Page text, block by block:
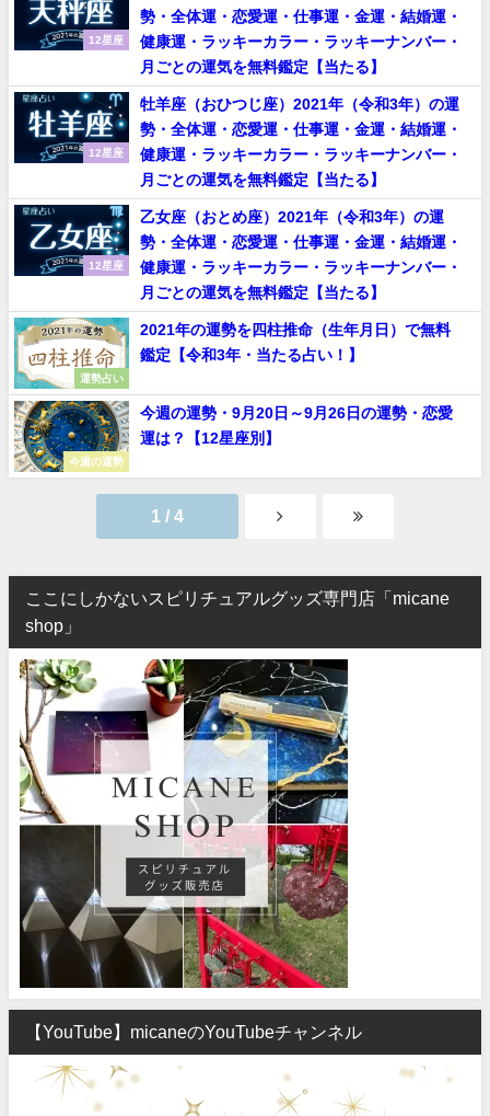
12星座
勢・全体運・恋愛運・仕事運・金運・結婚運・
健康運・ラッキーカラー・ラッキーナンバー・
月ごとの運気を無料鑑定【当たる】
12星座
牡羊座（おひつじ座）2021年（令和3年）の運
勢・全体運・恋愛運・仕事運・金運・結婚運・
健康運・ラッキーカラー・ラッキーナンバー・
月ごとの運気を無料鑑定【当たる】
12星座
乙女座（おとめ座）2021年（令和3年）の運
勢・全体運・恋愛運・仕事運・金運・結婚運・
健康運・ラッキーカラー・ラッキーナンバー・
月ごとの運気を無料鑑定【当たる】
運勢占い
2021年の運勢を四柱推命（生年月日）で無料
鑑定【令和3年・当たる占い！】
今週の運勢
今週の運勢・9月20日～9月26日の運勢・恋愛
運は？【12星座別】
1 / 4
ここにしかないスピリチュアルグッズ専門店「micane
shop」
【YouTube】micaneのYouTubeチャンネル